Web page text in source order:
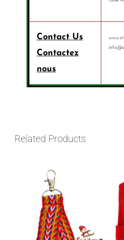
Contact Us
Contactez
nous
Related Products